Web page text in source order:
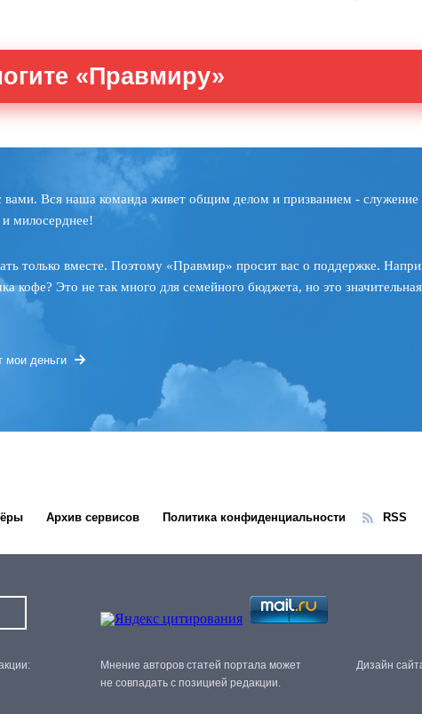
«Правмиру»
вами. Вся наша команда живет общим делом и призванием -
милосерднее!
только вместе. Поэтому «Правмир» просит вас о поддержке.
кофе? Это не так много для семейного бюджета, но это
мои деньги
Архив сервисов Политика конфиденциальности RSS
Мнение авторов статей портала может
не совпадать с позицией редакции.
Дизайн